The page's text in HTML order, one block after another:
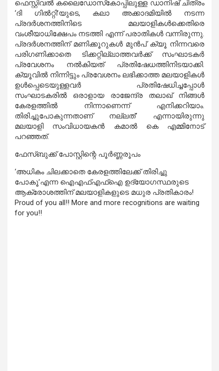
ഫെസ്റ്റിവല്‍ കലൈഡോസ്‌കോപ്പിലുള്ള ഡാനിഷ് ചിത്രം
‘ദി ഗില്‍റ്റി’യുടെ, കലാ അക്കാദമിയില്‍ നടന്ന
പ്രദര്‍ശനത്തിനിടെ മലയാളികള്‍ക്കെതിരെ
വംശീയാധിക്ഷേപം നടത്തി എന്ന് പരാതികള്‍ വന്നിരുന്നു.
പ്രദര്‍ശനത്തിന് മണിക്കൂറുകള്‍ മുന്‍പ് ക്യൂ നിന്നവരെ
പരിഗണിക്കാതെ ടിക്കറ്റില്ലാത്തവര്‍ക്ക് സംഘാടകര്‍
പ്രവേശനം നല്‍കിയത് പ്രതിഷേധത്തിനിടയാക്കി.
ക്യൂവില്‍ നിന്നിട്ടും പ്രവേശനം ലഭിക്കാത്ത മലയാളികള്‍
ഉള്‍പ്പെടെയുള്ളവര്‍ പ്രതിഷേധിച്ചപ്പോള്‍
സംഘാടകരില്‍ ഒരാളായ രാജേന്ദ്ര തലാഖ് നിങ്ങള്‍
കേരളത്തില്‍ നിന്നാണെന്ന് എനിക്കറിയാം.
തിരിച്ചുപോകുന്നതാണ് നല്ലത്’ എന്നായിരുന്നു
മലയാളി സംവിധായകന്‍ കമാല്‍ കെ എമ്മിനോട്
പറഞ്ഞത്.
ഫേസ്ബുക്ക് പോസ്റ്റിന്റെ പൂര്‍ണ്ണരൂപം
‘അധികം ചിലക്കാതെ കേരളത്തിലേക്ക് തിരിച്ചു
പോകൂ’എന്ന ഐഎഫ്എഫ്‌ഐ ഉദ്യോഗസ്ഥരുടെ
ആക്രോശത്തിന് മലയാളികളുടെ മധുര പ്രതികാരം!
Proud of you all!! More and more recognitions are waiting
for you!!